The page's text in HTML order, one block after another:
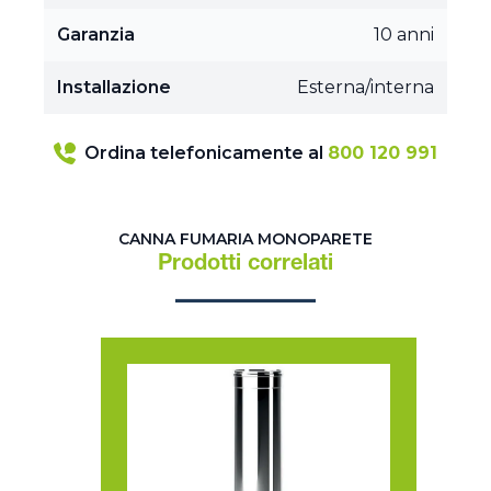
Garanzia 10 anni
Installazione Esterna/interna
Ordina telefonicamente al 800 120 991
CANNA FUMARIA MONOPARETE
Prodotti correlati